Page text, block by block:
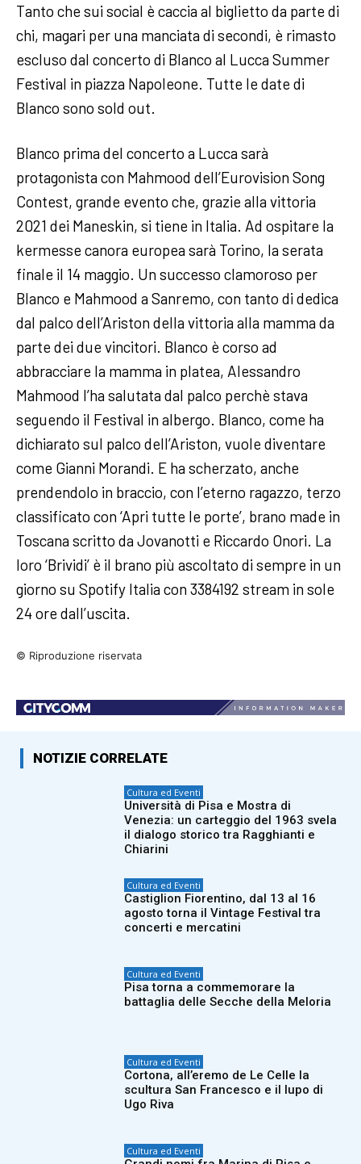
Tanto che sui social è caccia al biglietto da parte di
chi, magari per una manciata di secondi, è rimasto
escluso dal concerto di Blanco al Lucca Summer
Festival in piazza Napoleone. Tutte le date di
Blanco sono sold out.
Blanco prima del concerto a Lucca sarà
protagonista con Mahmood dell’Eurovision Song
Contest, grande evento che, grazie alla vittoria
2021 dei Maneskin, si tiene in Italia. Ad ospitare la
kermesse canora europea sarà Torino, la serata
finale il 14 maggio. Un successo clamoroso per
Blanco e Mahmood a Sanremo, con tanto di dedica
dal palco dell’Ariston della vittoria alla mamma da
parte dei due vincitori. Blanco è corso ad
abbracciare la mamma in platea, Alessandro
Mahmood l’ha salutata dal palco perchè stava
seguendo il Festival in albergo. Blanco, come ha
dichiarato sul palco dell’Ariston, vuole diventare
come Gianni Morandi. E ha scherzato, anche
prendendolo in braccio, con l’eterno ragazzo, terzo
classificato con ‘Apri tutte le porte’, brano made in
Toscana scritto da Jovanotti e Riccardo Onori. La
loro ‘Brividi’ è il brano più ascoltato di sempre in un
giorno su Spotify Italia con 3384192 stream in sole
24 ore dall’uscita.
© Riproduzione riservata
NOTIZIE CORRELATE
Cultura ed Eventi
Università di Pisa e Mostra di
Venezia: un carteggio del 1963 svela
il dialogo storico tra Ragghianti e
Chiarini
Cultura ed Eventi
Castiglion Fiorentino, dal 13 al 16
agosto torna il Vintage Festival tra
concerti e mercatini
Cultura ed Eventi
Pisa torna a commemorare la
battaglia delle Secche della Meloria
Cultura ed Eventi
Cortona, all’eremo de Le Celle la
scultura San Francesco e il lupo di
Ugo Riva
Cultura ed Eventi